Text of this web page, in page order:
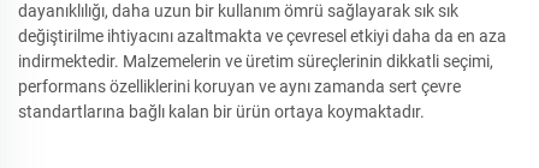
dayanıklılığı, daha uzun bir kullanım ömrü sağlayarak sık sık
değiştirilme ihtiyacını azaltmakta ve çevresel etkiyi daha da en aza
indirmektedir. Malzemelerin ve üretim süreçlerinin dikkatli seçimi,
performans özelliklerini koruyan ve aynı zamanda sert çevre
standartlarına bağlı kalan bir ürün ortaya koymaktadır.